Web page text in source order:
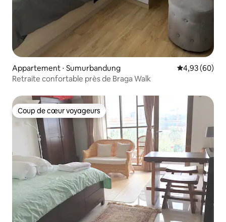
Appartement ⋅ Sumurbandung Évaluation
4,93 (60)
Retraite confortable près de Braga Walk
Coup de cœur voyageurs
Coup de cœur voyageurs